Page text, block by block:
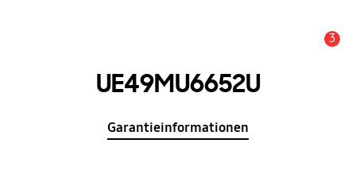
3
UE49MU6652U
Garantieinformationen